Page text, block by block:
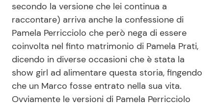
secondo la versione che lei continua a
raccontare) arriva anche la confessione di
Pamela Perricciolo che però nega di essere
coinvolta nel finto matrimonio di Pamela Prati,
dicendo in diverse occasioni che è stata la
show girl ad alimentare questa storia, fingendo
che un Marco fosse entrato nella sua vita.
Ovviamente le versioni di Pamela Perricciolo